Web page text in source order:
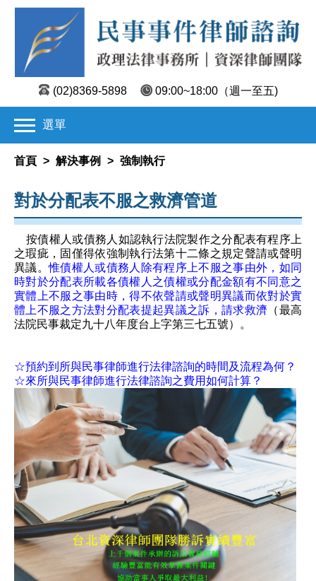
(02)8369-5898 09:00~18:00 （週一至五)
選單
首頁 > 解決事例 > 強制執行
對於分配表不服之救濟管道
按債權人或債務人如認執行法院製作之分配表有程序上
之瑕疵，固僅得依強制執行法第十二條之規定聲請或聲明
異議。惟債權人或債務人除有程序上不服之事由外，如同
時對於分配表所載各債權人之債權或分配金額有不同意之
實體上不服之事由時，得不依聲請或聲明異議而依對於實
體上不服之方法對分配表提起異議之訴，請求救濟 （最高
法院民事裁定九十八年度台上字第三七五號）。
☆預約到所與民事律師進行法律諮詢的時間及流程為何？
☆來所與民事律師進行法律諮詢之費用如何計算？